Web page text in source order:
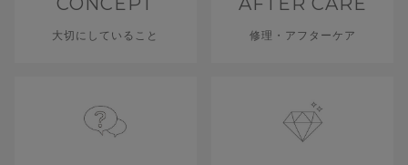
大切にしていること 修理・アフターケア